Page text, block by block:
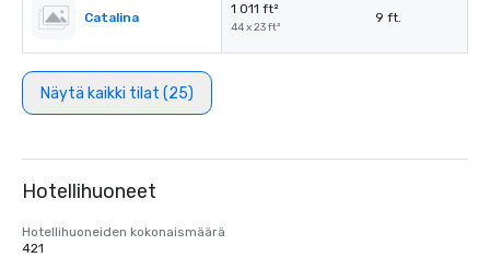
Catalina
1 011 ft²
44 x 23 ft²
9 ft.
Näytä kaikki tilat (25)
Hotellihuoneet
Hotellihuoneiden kokonaismäärä
421